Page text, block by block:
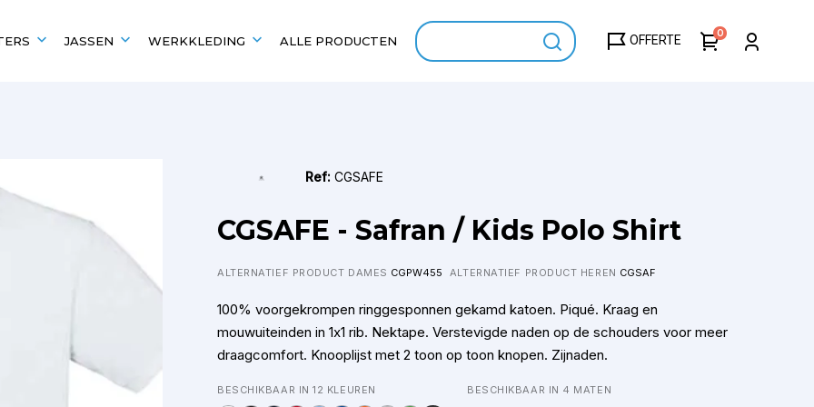
JASSEN WERKKLEDING ALLE PRODUCTEN OFFERTE 0
Fruit of the Loom
Gildan
Fruit of the Loom
Ref:CGSAFE
CGSAFE - Safran / Kids Polo Shirt
ALTERNATIEF PRODUCT DAMES CGPW455 ALTERNATIEF PRODUCT HEREN CGSAF
100% voorgekrompen ringgesponnen gekamd katoen. Piqué. Kraag en
mouwuiteinden in 1x1 rib. Nektape. Verstevigde naden op de schouders voor meer
draagcomfort. Knooplijst met 2 toon op toon knopen. Zijnaden.
BESCHIKBAAR IN 12 KLEUREN
BESCHIKBAAR IN 4 MATEN